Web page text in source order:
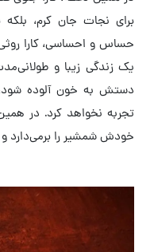
برای نجات جان کرم،
حساس و احساسی، کارا روثی
یک زندگی زیبا و
دستش به خون آلوده
تجربه نخواهد کرد. در
خودش شمشیر را برمی‌دارد و